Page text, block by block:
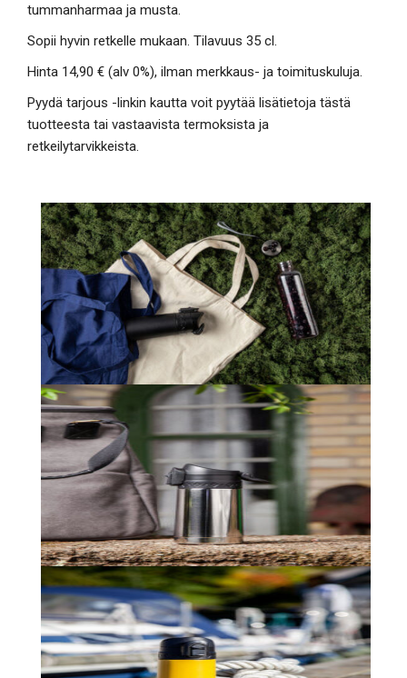
tummanharmaa ja musta.
Sopii hyvin retkelle mukaan. Tilavuus 35 cl.
Hinta 14,90 € (alv 0%), ilman merkkaus- ja toimituskuluja.
Pyydä tarjous -linkin kautta voit pyytää lisätietoja tästä
tuotteesta tai vastaavista termoksista ja
retkeilytarvikkeista.